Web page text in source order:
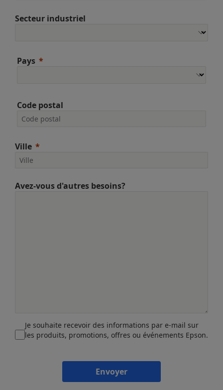
Secteur industriel
Pays
Code postal
Ville
Avez-vous d'autres besoins?
Je souhaite recevoir des informations par e-mail sur
les produits, promotions, offres ou événements Epson.
Envoyer